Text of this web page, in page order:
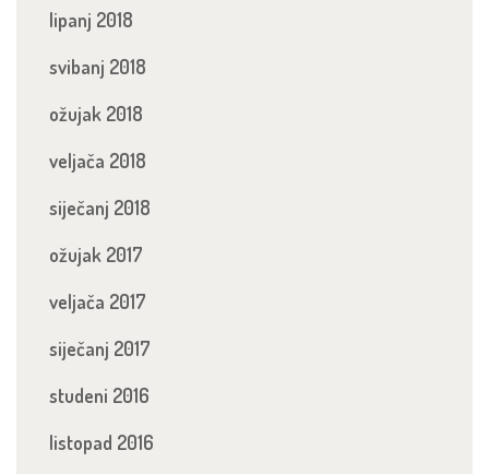
lipanj 2018
svibanj 2018
ožujak 2018
veljača 2018
siječanj 2018
ožujak 2017
veljača 2017
siječanj 2017
studeni 2016
listopad 2016